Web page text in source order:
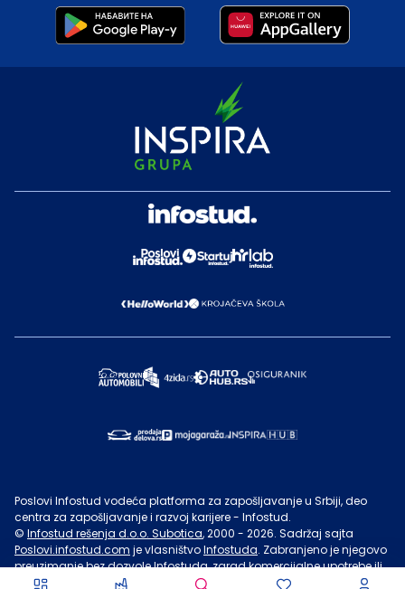
Poslovi Infostud vodeća platforma za zapošljavanje u Srbiji, deo
centra za zapošljavanje i razvoj karijere - Infostud.
© Infostud rešenja d.o.o. Subotica, 2000 - 2026. Sadržaj sajta
Poslovi.infostud.com je vlasništvoInfostuda. Zabranjeno je njegovo
preuzimanje bez dozvoleInfostuda, zarad komercijalne upotrebe ili
u druge svrhe, osim za lične potrebe posetilaca sajta.